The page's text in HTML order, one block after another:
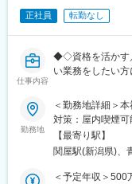
税務・会計・財務
ティング、独立・
■組織構成
24名体制で業務
いサービスを提供
■業務の魅力
経営相談や資産対
実な成長が可能
評価します。
■教育体制
正社員 転勤なし
仕事内容
◆◇資格を活かす
い業務をしたい
＼当社は定着率
・2025年度には
の123日となる
ありますが、そ
・「税理士事務所
く、当社ではDX
勤務地
＜勤務地詳細＞
対策：屋内喫煙可
【最寄り駅】
関屋駅(新潟県)、
＜予定年収＞500